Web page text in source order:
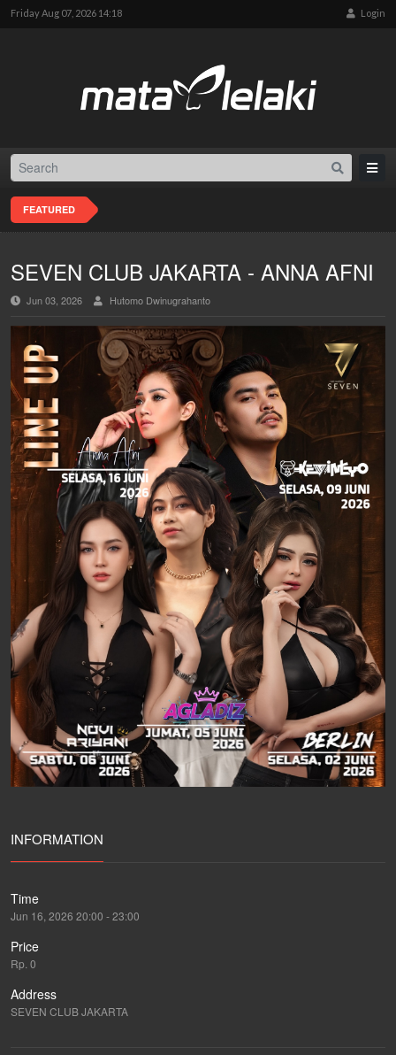
Friday Aug 07, 2026 14:18 Login
FEATURED
SEVEN CLUB JAKARTA - ANNA AFNI
Jun 03, 2026 Hutomo Dwinugrahanto
INFORMATION
Time
Jun 16, 2026 20:00 - 23:00
Price
Rp. 0
Address
SEVEN CLUB JAKARTA